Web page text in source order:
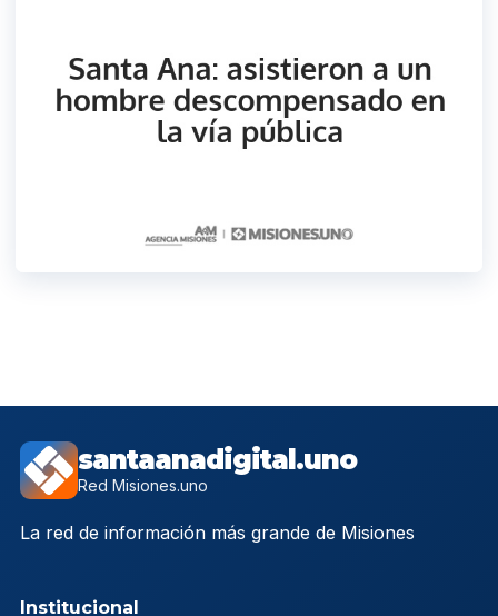
santaanadigital.uno
Red Misiones.uno
La red de información más grande de Misiones
Institucional